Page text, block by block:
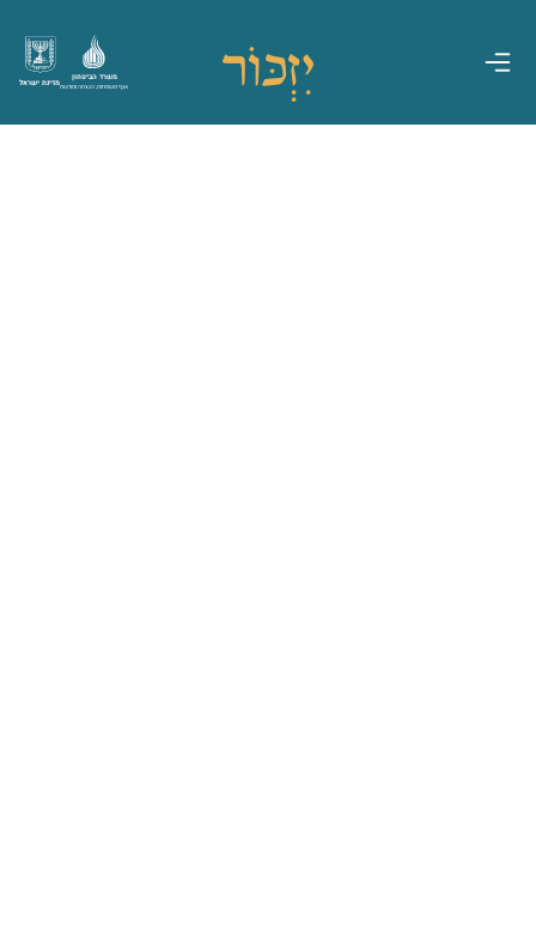
מדינת ישראל
משרד הביטחון
אגף משפחות, הנצחה ומורשת